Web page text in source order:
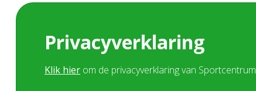
Privacyverklaring
Klik hier om de privacyverklaring van